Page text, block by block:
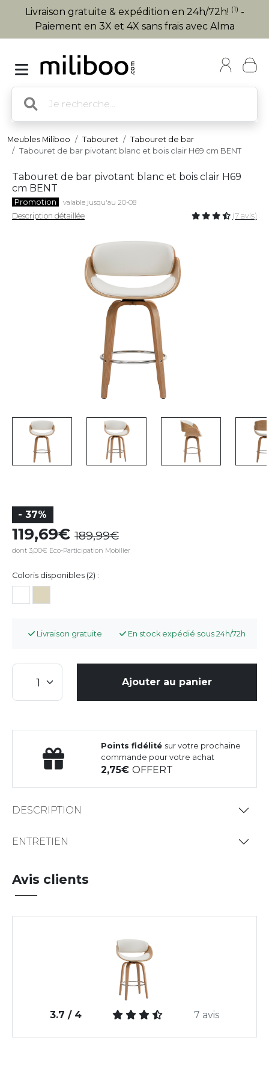
Livraison gratuite & expédition en 24h/72h! (1) -
Paiement en 3X et 4X sans frais avec Alma
Meubles Miliboo Tabouret
Tabouret de bar
Tabouret de bar pivotant blanc et bois clair H69 cm BENT
Tabouret de bar pivotant blanc et bois clair H69
cm BENT
Promotion valable jusqu'au 20-08
Description détaillée (7 avis)
- 37%
119,69 189,99
dont 3,00€ Eco-Participation Mobilier
Coloris disponibles (2) :
Livraison gratuite En stock expédié sous 24h/72h
Ajouter au panier
Points fidélité sur votre prochaine
commande pour votre achat
2,75OFFERT
DESCRIPTION
ENTRETIEN
Avis clients
3.7 / 4 7 avis